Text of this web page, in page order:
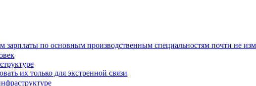
зарплаты по основным производственным специальностям почти не
их только для экстренной связи